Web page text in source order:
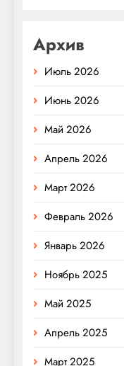
Архив
Июль 2026
Июнь 2026
Май 2026
Апрель 2026
Март 2026
Февраль 2026
Январь 2026
Ноябрь 2025
Май 2025
Апрель 2025
Март 2025